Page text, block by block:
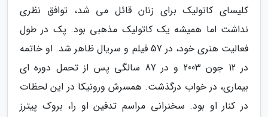
کلیسای کاتولیک برای زنان قائل می شد، توافق نظری
نداشت اما همیشه یک کاتولیک مذهبی بود. پک در طول
فعالیت هنری خود، در 57 فیلم و سریال ظاهر شد. او خاتمه
در 12 جون 2003 و در 87 سالگی پس از تحمل دوره ای
بیماری، در خواب درگذشت. همسرش ورونیکا در این لحظات
در کنار او بود. سخنرانی مراسم تدفین او را، بروک پیترز